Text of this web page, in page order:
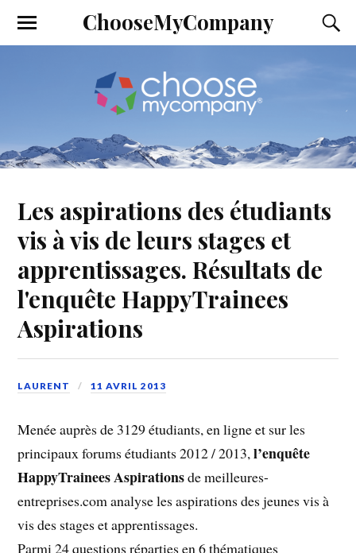
ChooseMyCompany
Les aspirations des étudiants
vis à vis de leurs stages et
apprentissages. Résultats de
l'enquête HappyTrainees
Aspirations
LAURENT 11 AVRIL 2013
Menée auprès de 3129 étudiants, en ligne et sur les
principaux forums étudiants 2012 / 2013,l’enquête
HappyTrainees Aspirationsde meilleures-
entreprises.com analyse les aspirations des jeunes vis à
vis des stages et apprentissages.
Parmi 24 questions réparties en 6 thématiques